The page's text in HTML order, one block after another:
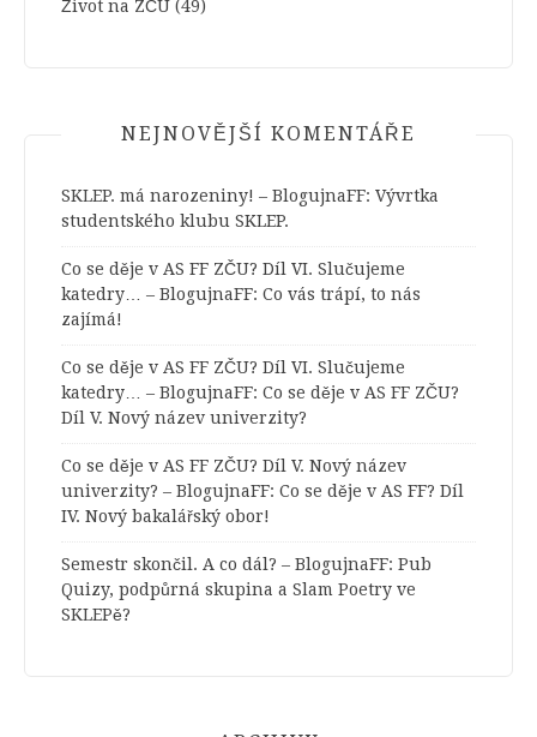
Život na ZČU (49)
NEJNOVĚJŠÍ KOMENTÁŘE
SKLEP. má narozeniny! – BlogujnaFF: Vývrtka
studentského klubu SKLEP.
Co se děje v AS FF ZČU? Díl VI. Slučujeme
katedry… – BlogujnaFF: Co vás trápí, to nás
zajímá!
Co se děje v AS FF ZČU? Díl VI. Slučujeme
katedry… – BlogujnaFF: Co se děje v AS FF ZČU?
Díl V. Nový název univerzity?
Co se děje v AS FF ZČU? Díl V. Nový název
univerzity? – BlogujnaFF: Co se děje v AS FF? Díl
IV. Nový bakalářský obor!
Semestr skončil. A co dál? – BlogujnaFF: Pub
Quizy, podpůrná skupina a Slam Poetry ve
SKLEPě?